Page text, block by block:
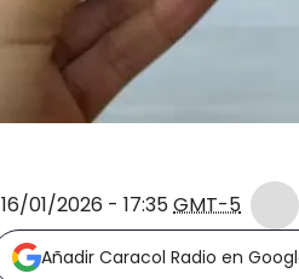
16/01/2026 - 17:35GMT-5
Añadir Caracol Radio en